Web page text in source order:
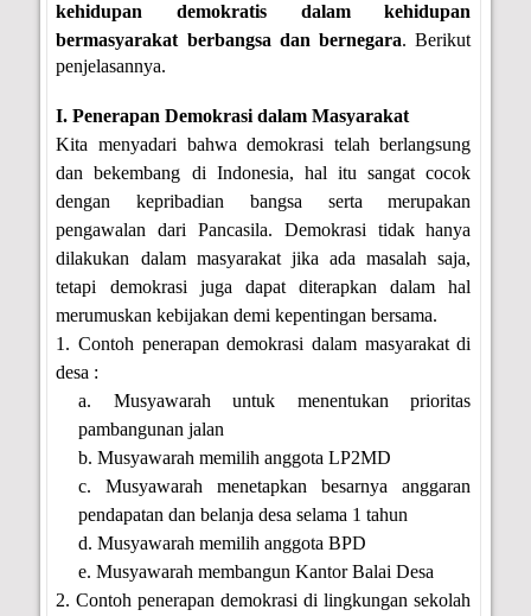
kehidupan demokratis dalam kehidupan
bermasyarakat berbangsa dan bernegara. Berikut
penjelasannya.
I. Penerapan Demokrasi dalam Masyarakat
Kita menyadari bahwa demokrasi telah berlangsung
dan bekembang di Indonesia, hal itu sangat cocok
dengan kepribadian bangsa serta merupakan
pengawalan dari Pancasila. Demokrasi tidak hanya
dilakukan dalam masyarakat jika ada masalah saja,
tetapi demokrasi juga dapat diterapkan dalam hal
merumuskan kebijakan demi kepentingan bersama.
1. Contoh penerapan demokrasi dalam masyarakat di
desa :
a. Musyawarah untuk menentukan prioritas
pambangunan jalan
b. Musyawarah memilih anggota LP2MD
c. Musyawarah menetapkan besarnya anggaran
pendapatan dan belanja desa selama 1 tahun
d. Musyawarah memilih anggota BPD
e. Musyawarah membangun Kantor Balai Desa
2. Contoh penerapan demokrasi di lingkungan sekolah